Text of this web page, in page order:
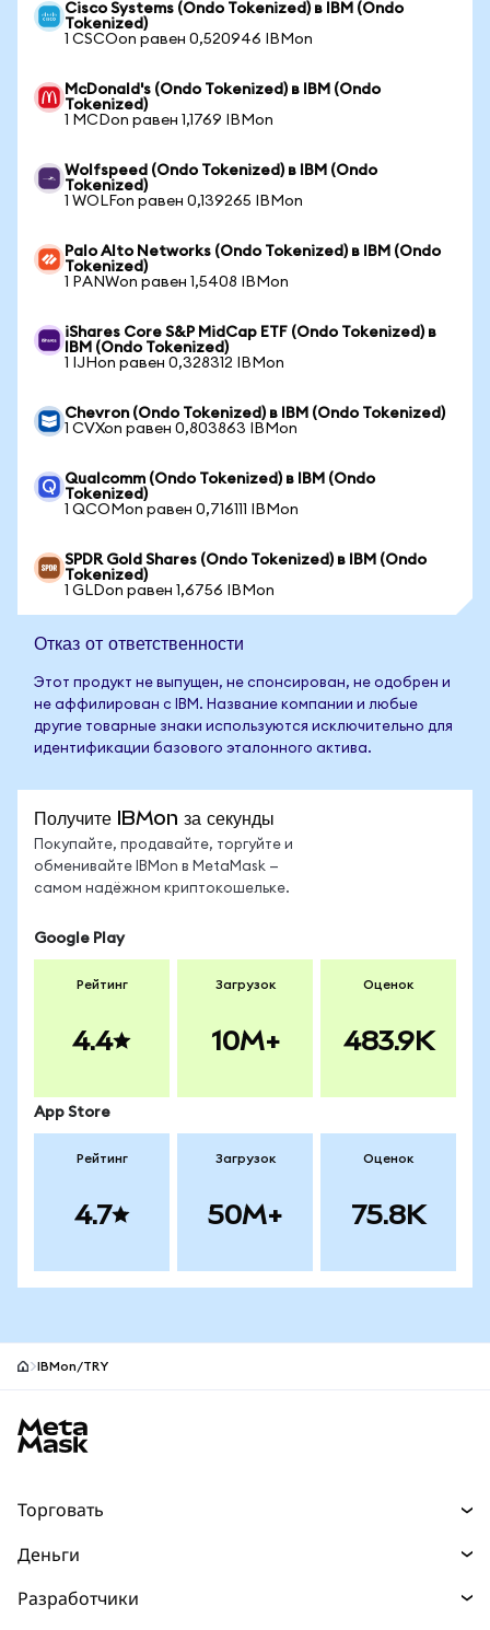
Cisco Systems (Ondo Tokenized) в IBM (Ondo
Tokenized)
1 CSCOon равен 0,520946 IBMon
McDonald's (Ondo Tokenized) в IBM (Ondo
Tokenized)
1 MCDon равен 1,1769 IBMon
Wolfspeed (Ondo Tokenized) в IBM (Ondo
Tokenized)
1 WOLFon равен 0,139265 IBMon
Palo Alto Networks (Ondo Tokenized) в IBM (Ondo
Tokenized)
1 PANWon равен 1,5408 IBMon
iShares Core S&P MidCap ETF (Ondo Tokenized) в
IBM (Ondo Tokenized)
1 IJHon равен 0,328312 IBMon
Chevron (Ondo Tokenized) в IBM (Ondo Tokenized)
1 CVXon равен 0,803863 IBMon
Qualcomm (Ondo Tokenized) в IBM (Ondo
Tokenized)
1 QCOMon равен 0,716111 IBMon
SPDR Gold Shares (Ondo Tokenized) в IBM (Ondo
Tokenized)
1 GLDon равен 1,6756 IBMon
Отказ от ответственности
Этот продукт не выпущен, не спонсирован, не одобрен и
не аффилирован с IBM. Название компании и любые
другие товарные знаки используются исключительно для
идентификации базового эталонного актива.
Получите IBMon за секунды
Покупайте, продавайте, торгуйте и
обменивайте IBMon в MetaMask —
самом надёжном криптокошельке.
Google Play
Рейтинг
4.4
Загрузок
10M+
Оценок
483.9K
App Store
Рейтинг
4.7
Загрузок
50M+
Оценок
75.8K
IBMon/TRY
Торговать
Прогнозы
Деньги
Разработчики